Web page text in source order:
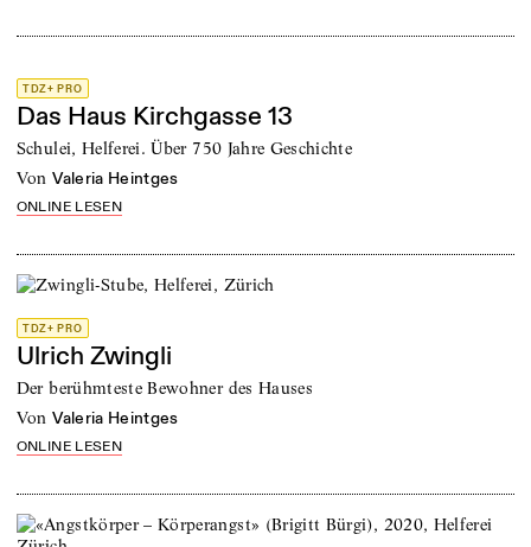
TDZ+ PRO
Das Haus Kirchgasse 13
Schulei, Helferei. Über 750 Jahre Geschichte
von Valeria Heintges
ONLINE LESEN
TDZ+ PRO
Ulrich Zwingli
Der berühmteste Bewohner des Hauses
von Valeria Heintges
ONLINE LESEN